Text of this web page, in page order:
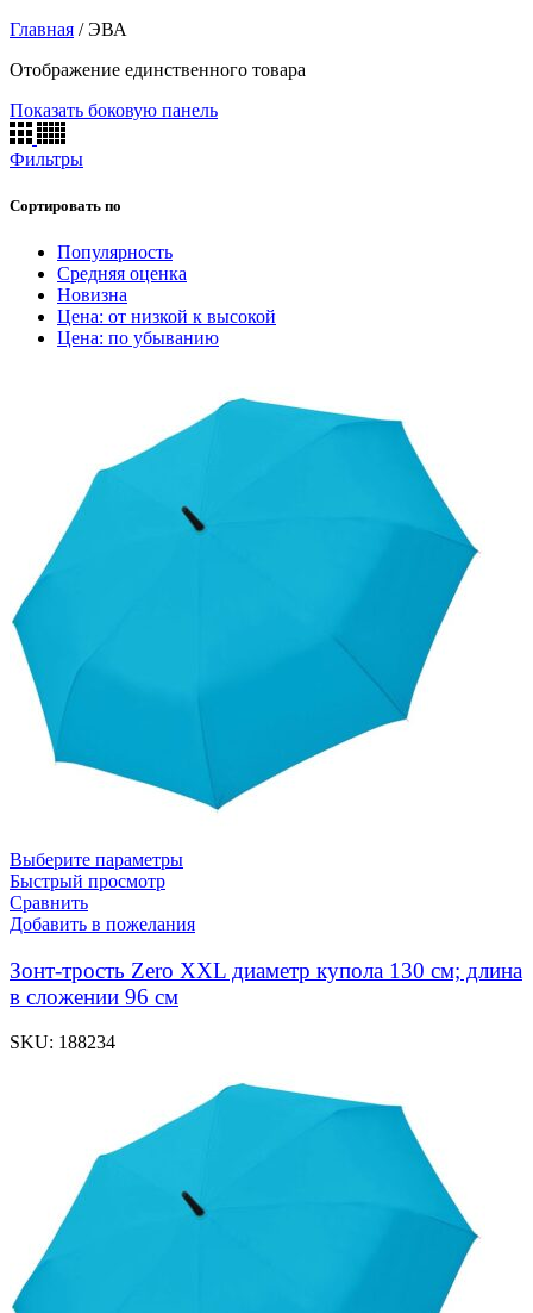
Главная /ЭВА
Отображение единственного товара
Показать боковую панель
Фильтры
Сортировать по
Популярность
Средняя оценка
Новизна
Цена: от низкой к высокой
Цена: по убыванию
Выберите параметры
Быстрый просмотр
Сравнить
Добавить в пожелания
Зонт-трость Zero XXL диаметр купола 130 см; длина
в сложении 96 см
SKU: 188234